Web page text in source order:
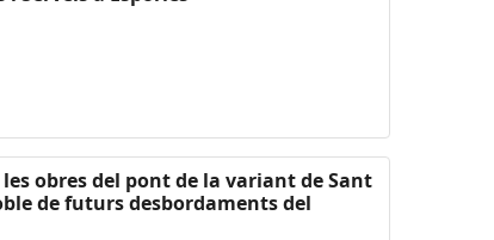
obres del pont de la variant de Sant
de futurs desbordaments del